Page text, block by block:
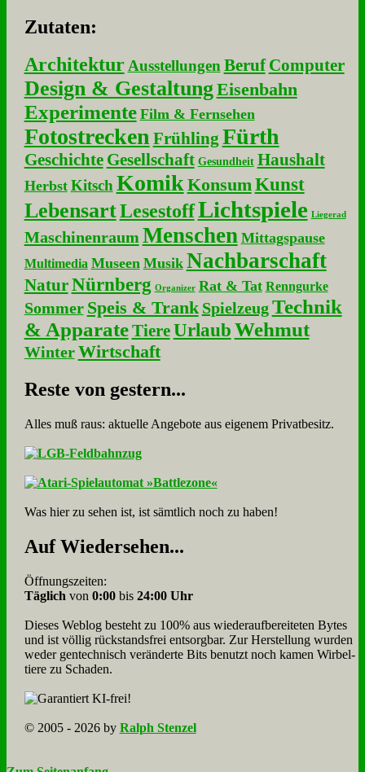
Zu­ta­ten:
Architektur Ausstellungen Beruf Computer
Design & GestaltungEisenbahn
Experimente Film & Fernsehen
Fotostrecken Frühling Fürth
Geschichte Gesellschaft Gesundheit Haushalt
Herbst Kitsch KomikKonsumKunst
LebensartLesestoffLichtspiele Liegerad
Maschinenraum Menschen Mittagspause
Multimedia Museen Musik Nachbarschaft
NaturNürnberg Organizer Rat & Tat Renngurke
Sommer Speis & Trank Spielzeug Technik
& Apparate Tiere UrlaubWehmut
Winter Wirtschaft
Re­ste von ge­stern...
Alles muß raus: aktuelle An­ge­bo­te aus eigenem Privatbesitz.
Was hier zu sehen ist, ist sämt­lich noch zu haben!
Auf Wie­der­se­hen...
Öffnungszeiten:
Täglich von 0:00bis 24:00 Uhr
Dieses Weblog besteht zu 100% aus wie­der­auf­bereite­ten Bytes
und ist völlig rück­stands­frei ent­sorg­bar. Zur Herstellung wurden
weder gen­tech­nisch veränderte Bits benutzt noch kamen Wir­bel­
tiere zu Scha­den.
© 2005 - 2026 by Ralph Stenzel